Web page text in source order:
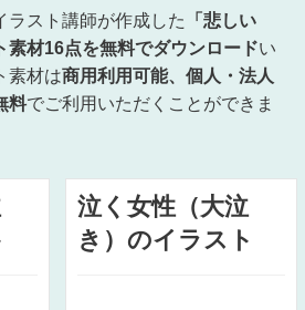
ラスト講師が作成した
「悲しい
素材16点を無料でダウンロードい
素材は商用利用可能、個人・法人
料でご利用いただくことができま
泣く女性（大泣
き）のイラスト